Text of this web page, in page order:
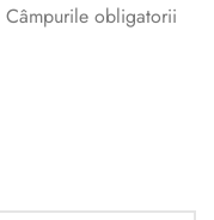
Câmpurile obligatorii